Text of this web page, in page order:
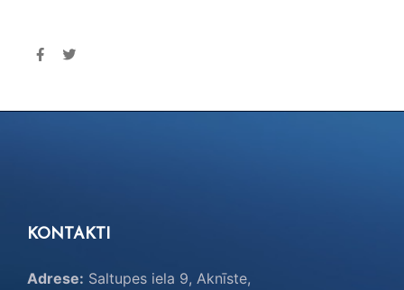
KONTAKTI
Adrese: Saltupes iela 9, Aknīste,